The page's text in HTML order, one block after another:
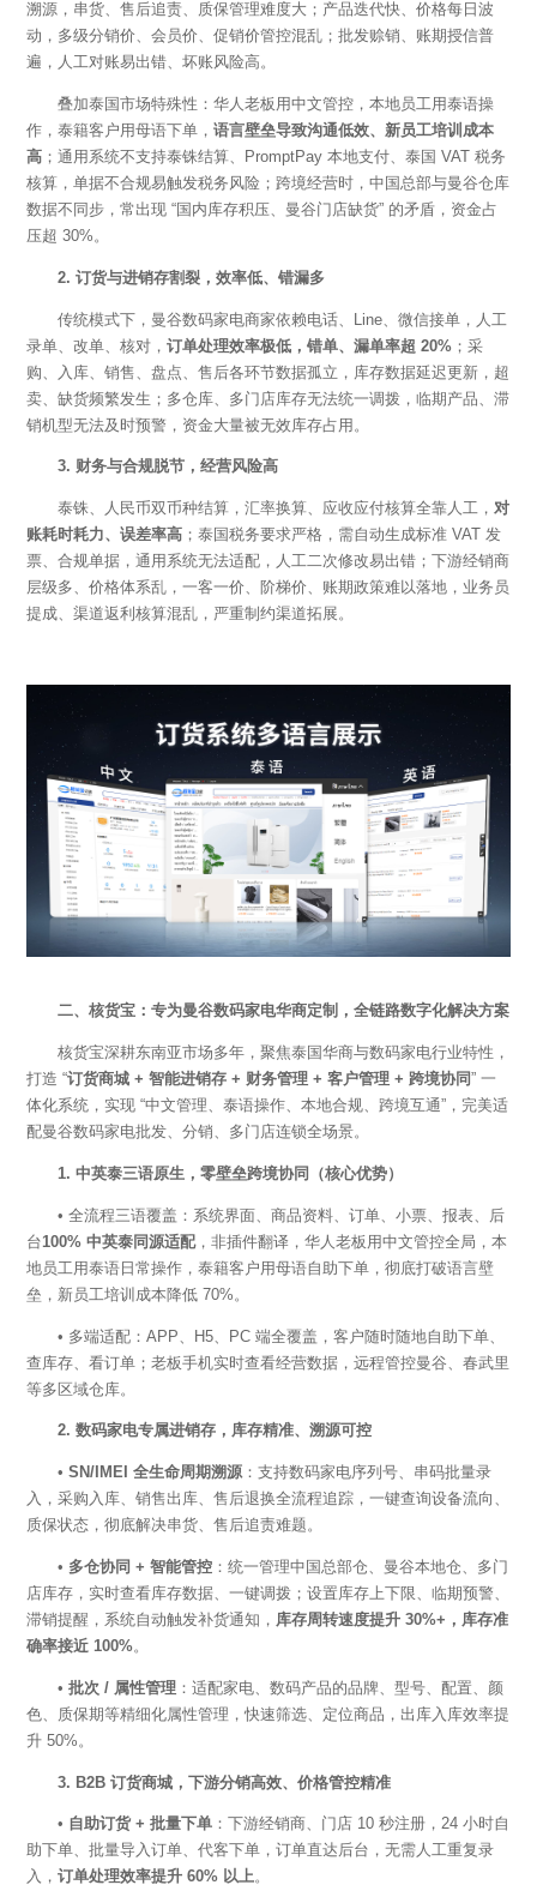
溯源，串货、售后追责、质保管理难度大；产品迭代快、价格每日波
动，多级分销价、会员价、促销价管控混乱；批发赊销、账期授信普
遍，人工对账易出错、坏账风险高。
叠加泰国市场特殊性：华人老板用中文管控，本地员工用泰语操
作，泰籍客户用母语下单，语言壁垒导致沟通低效、新员工培训成本
高 ；通用系统不支持泰铢结算、
PromptPay 本地支付、泰国 VAT 税务
核算，单据不合规易触发税务风险；跨境经营时，中国总部与曼谷仓库
数据不同步，常出现 “国内库存积压、曼谷门店缺货” 的矛盾，资金占
压超 30%。
2. 订货与进销存割裂，效率低、错漏多
传统模式下，曼谷数码家电商家依赖电话、 Line、微信接单，人工
录单、改单、核对，订单处理效率极低，错单、漏单率超 20% ；采
购、入库、销售、盘点、售后各环节数据孤立，库存数据延迟更新，超
卖、缺货频繁发生；多仓库、多门店库存无法统一调拨，临期产品、滞
销机型无法及时预警，资金大量被无效库存占用。
3. 财务与合规脱节，经营风险高
泰铢、人民币双币种结算，汇率换算、应收应付核算全靠人工， 对
账耗时耗力、误差率高 ；泰国税务要求严格，需自动生成标准 VAT 发
票、合规单据，通用系统无法适配，人工二次修改易出错；下游经销商
层级多、价格体系乱，一客一价、阶梯价、账期政策难以落地，业务员
提成、渠道返利核算混乱，严重制约渠道拓展。
二、核货宝：专为曼谷数码家电华商定制，全链路数字化解决方案
核货宝深耕东南亚市场多年，聚焦泰国华商与数码家电行业特性，
打造 “订货商城 + 智能进销存 + 财务管理 + 客户管理 + 跨境协同” 一
体化系统，实现 “中文管理、泰语操作、本地合规、跨境互通”，完美适
配曼谷数码家电批发、分销、多门店连锁全场景。
1. 中英泰三语原生，零壁垒跨境协同（核心优势）
• 全流程三语覆盖：系统界面、商品资料、订单、小票、报表、后
台100% 中英泰同源适配，非插件翻译，华人老板用中文管控全局，本
地员工用泰语日常操作，泰籍客户用母语自助下单，彻底打破语言壁
垒，新员工培训成本降低 70%。
• 多端适配： APP、H5、PC 端全覆盖，客户随时随地自助下单、
查库存、看订单；老板手机实时查看经营数据，远程管控曼谷、春武里
等多区域仓库。
2. 数码家电专属进销存，库存精准、溯源可控
• SN/IMEI 全生命周期溯源：支持数码家电序列号、串码批量录
入，采购入库、销售出库、售后退换全流程追踪，一键查询设备流向、
质保状态，彻底解决串货、售后追责难题。
• 多仓协同 + 智能管控：统一管理中国总部仓、曼谷本地仓、多门
店库存，实时查看库存数据、一键调拨；设置库存上下限、临期预警、
滞销提醒，系统自动触发补货通知， 库存周转速度提升 30%+，库存准
确率接近 100%。
• 批次 / 属性管理：适配家电、数码产品的品牌、型号、配置、颜
色、质保期等精细化属性管理，快速筛选、定位商品，出库入库效率提
升 50%。
3. B2B 订货商城，下游分销高效、价格管控精准
• 自助订货 + 批量下单：下游经销商、门店 10 秒注册，24 小时自
助下单、批量导入订单、代客下单，订单直达后台，无需人工重复录
入，订单处理效率提升 60% 以上。